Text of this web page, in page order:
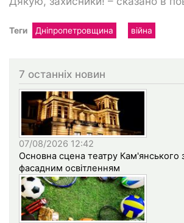
Теги Дніпропетровщина війна
7 останніх новин
07/08/2026 12:42
Основна сцена театру Кам'янського
фасадним освітленням